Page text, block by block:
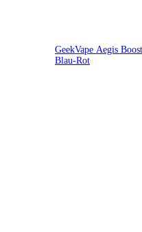
GeekVape Aegis
Blau-Rot